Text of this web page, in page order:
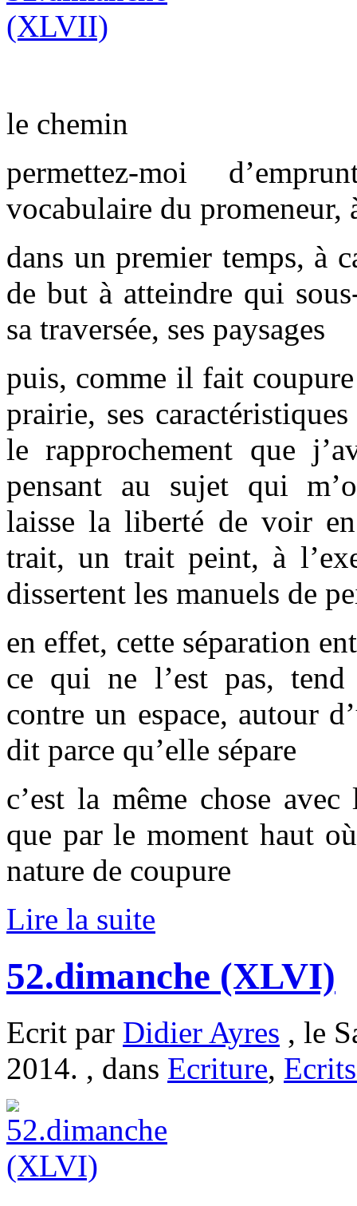
le chemin
permettez-moi
vocabulaire du promeneur,
dans un premier temps, à
de but à atteindre qui
sa traversée, ses paysages
puis, comme il fait
prairie, ses
le rapprochement que
pensant au sujet qui
laisse la liberté de voir
trait, un trait peint, à
dissertent les manuels de
en effet, cette séparation
ce qui ne l’est pas,
contre un espace, autour
dit parce qu’elle sépare
c’est la même chose
que par le moment haut
nature de coupure
Lire la suite
52.dimanche (XLVI)
Ecrit par Didier Ayres , le
2014. , dans Ecriture,